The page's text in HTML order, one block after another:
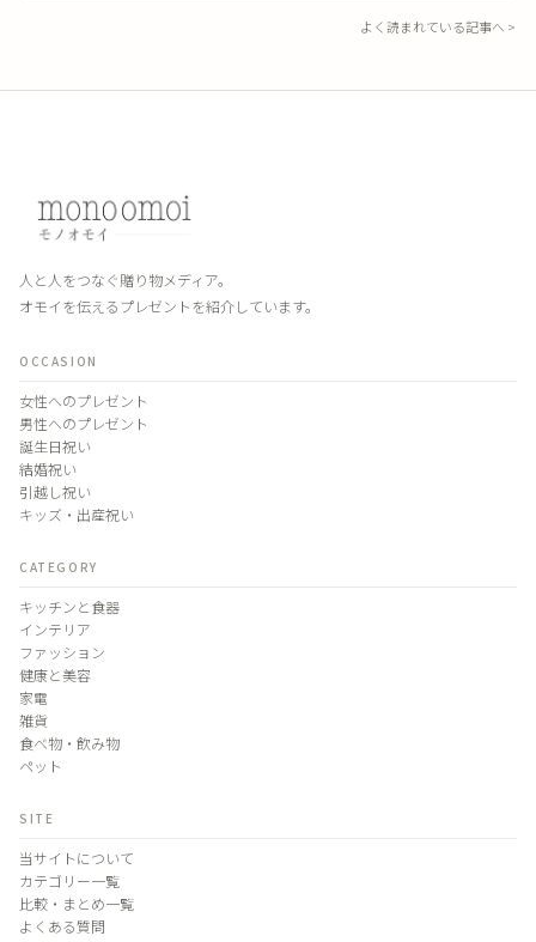
よく読まれている記事へ >
人と人をつなぐ贈り物メディア。
オモイを伝えるプレゼントを紹介しています。
OCCASION
女性へのプレゼント
男性へのプレゼント
誕生日祝い
結婚祝い
引越し祝い
キッズ・出産祝い
CATEGORY
キッチンと食器
インテリア
ファッション
健康と美容
家電
雑貨
食べ物・飲み物
ペット
SITE
当サイトについて
カテゴリー一覧
比較・まとめ一覧
よくある質問